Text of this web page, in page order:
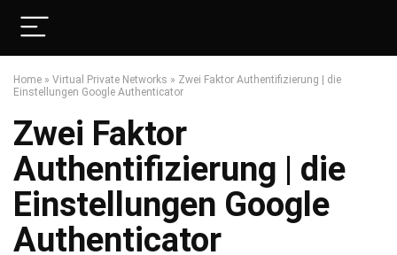
Home » Virtual Private Networks » Zwei Faktor Authentifizierung | die
Einstellungen Google Authenticator
Zwei Faktor
Authentifizierung | die
Einstellungen Google
Authenticator